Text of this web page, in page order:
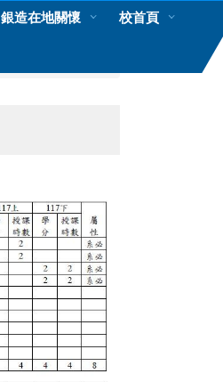
銀造在地關懷 校首頁